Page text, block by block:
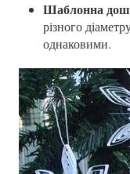
Шаблонна
різного
однаковими.